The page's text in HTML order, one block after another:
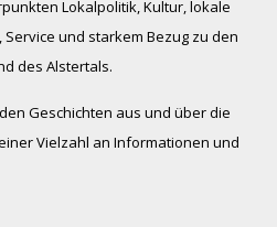
Lokalpolitik, Kultur, lokale
und starkem Bezug zu den
des Alstertals.
Geschichten aus und über die
Vielzahl an Informationen und